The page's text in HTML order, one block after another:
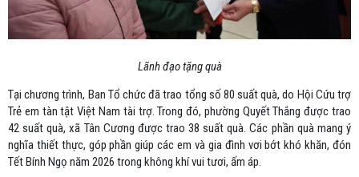
Lãnh đạo tặng quà
Tại chương trình, Ban Tổ chức đã trao tổng số 80 suất quà, do Hội Cứu trợ
Trẻ em tàn tật Việt Nam tài trợ. Trong đó, phường Quyết Thắng được trao
42 suất quà, xã Tân Cương được trao 38 suất quà. Các phần quà mang ý
nghĩa thiết thực, góp phần giúp các em và gia đình vơi bớt khó khăn, đón
Tết Bính Ngọ năm 2026 trong không khí vui tươi, ấm áp.